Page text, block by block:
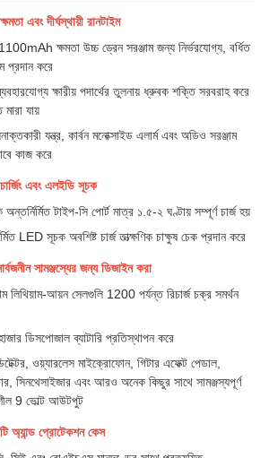
এবং দীর্ঘস্থায়ী রানটাইম
ক্ষমতা উচ্চ ড্রেন সরঞ্জাম জন্য নির্ভরযোগ্য, বর্ধিত
প্রদান করে
ক্ষারীয় পদার্থের তুলনায় ধ্রুবক শক্তি সরবরাহ করে
যায়
যন্ত্র, কার্বন মনোক্সাইড এলার্ম এবং অডিও সরঞ্জাম
কাজ করে
চার্জিং এবং এলইডি সূচক
টাইপ-সি পোর্ট মাত্র ১.৫-২ ঘণ্টায় সম্পূর্ণ চার্জ হয়
LED সূচক অবশিষ্ট চার্জ তাত্ক্ষণিক চাক্ষুষ চেক প্রদান করে
সামঞ্জস্যের জন্য ডিজাইন করা
লিথিয়াম-আয়ন সেলগুলি 1200 পর্যন্ত রিচার্জ চক্র সমর্থন
ডিসপোজাল ব্যাটারি প্রতিস্থাপন করে
ওয়্যারলেস মাইক্রোফোন, গিটার এফেক্ট পেডাল,
সিনথেসাইজার এবং আরও অনেক কিছুর সাথে সামঞ্জস্যপূর্ণ
9 ভোল্ট আউটপুট
অ্যান্ড প্রোটেকশন কেস